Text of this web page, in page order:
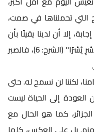
التي تحملناها في صمت،
إلا أن لدينا يقينًا بأن
المستقبل سيكون أفضل. "فَإِنَّ مَعَ الْعُسْرِ يُسْرًا" (الشرح: 6)، فالصبر
لكننا لن نسمح له. حتى
العودة إلى الحياة ليست
كما هو الحال مع